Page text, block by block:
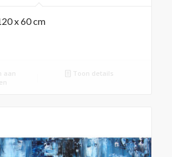
x 60 cm
aan
Toon details